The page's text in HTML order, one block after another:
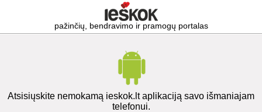
pažinčių, bendravimo ir pramogų portalas
Atsisiųskite nemokamą ieskok.lt aplikaciją savo išmaniajam
telefonui.